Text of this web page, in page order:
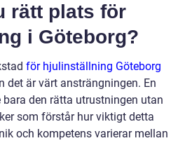
rätt plats för
i Göteborg?
för hjulinställning Göteborg
det är värt ansträngningen. En
den rätta utrustningen utan
som förstår hur viktigt detta
och kompetens varierar mellan